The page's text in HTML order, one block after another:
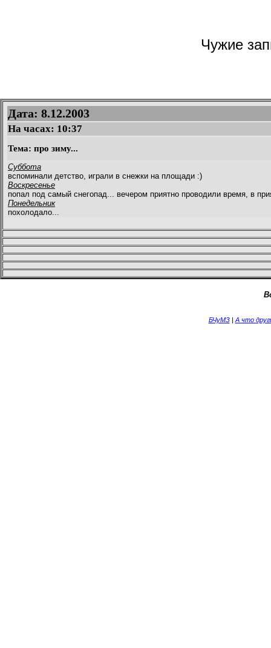
Чужие
Дата: 8.12.2003
На часах: 10:37
Тема: про зиму...
Суббота
вспоминали детство, играли в снежки на площади :)
Воскресенье
попал под самый снегопад... вечером приятно проводили время, в
Понедельник
похолодало...
БЧуМЗ| А что